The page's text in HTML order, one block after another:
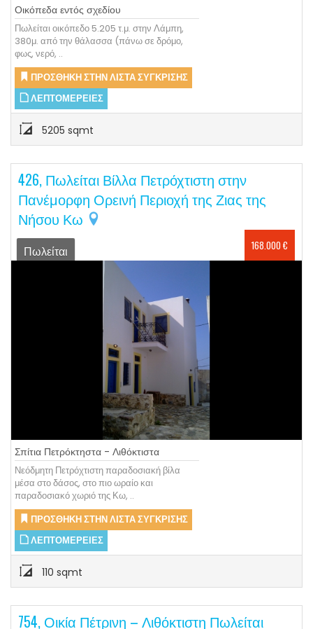
Οικόπεδα εντός σχεδίου
Πωλείται οικόπεδο 5.205 τ.μ. στην Λάμπη,
380μ. από την θάλασσα (πάνω σε δρόμο,
φως, νερό, ..
ΠΡΟΣΘΉΚΗ ΣΤΗΝ ΛΊΣΤΑ ΣΎΓΚΡΙΣΗΣ
ΛΕΠΤΟΜΈΡΕΙΕΣ
5205 sqmt
426, Πωλείται Βίλλα Πετρόχτιστη στην
Πανέμορφη Ορεινή Περιοχή της Ζιας της
Νήσου Κω
168.000 €
Πωλείται
Σπίτια Πετρόκτηστα - Λιθόκτιστα
Νεόδμητη Πετρόχτιστη παραδοσιακή βίλα
μέσα στο δάσος, στο πιο ωραίο και
παραδοσιακό χωριό της Κω, ..
ΠΡΟΣΘΉΚΗ ΣΤΗΝ ΛΊΣΤΑ ΣΎΓΚΡΙΣΗΣ
ΛΕΠΤΟΜΈΡΕΙΕΣ
110 sqmt
754, Οικία Πέτρινη – Λιθόκτιστη Πωλείται